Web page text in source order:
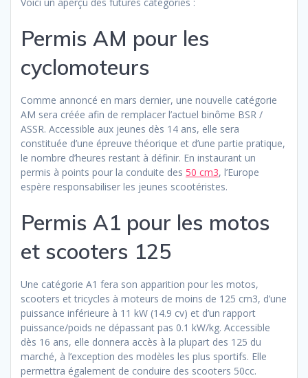
Permis AM pour les
cyclomoteurs
Comme annoncé en mars dernier, une nouvelle catégorie
AM sera créée afin de remplacer l’actuel binôme BSR /
ASSR. Accessible aux jeunes dès 14 ans, elle sera
constituée d’une épreuve théorique et d’une partie pratique,
le nombre d’heures restant à définir. En instaurant un
permis à points pour la conduite des 50 cm3, l’Europe
espère responsabiliser les jeunes scootéristes.
Permis A1 pour les motos
et scooters 125
Une catégorie A1 fera son apparition pour les motos,
scooters et tricycles à moteurs de moins de 125 cm3, d’une
puissance inférieure à 11 kW (14.9 cv) et d’un rapport
puissance/poids ne dépassant pas 0.1 kW/kg. Accessible
dès 16 ans, elle donnera accès à la plupart des 125 du
marché, à l’exception des modèles les plus sportifs. Elle
permettra également de conduire des scooters 50cc.